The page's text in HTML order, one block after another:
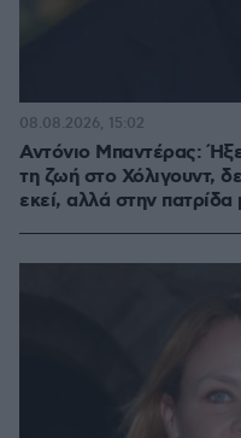
Αντόνιο Μπαντέρας:
τη ζωή στο Χόλιγουντ,
εκεί, αλλά στην πατρίδα
08.08.2026, 15:02